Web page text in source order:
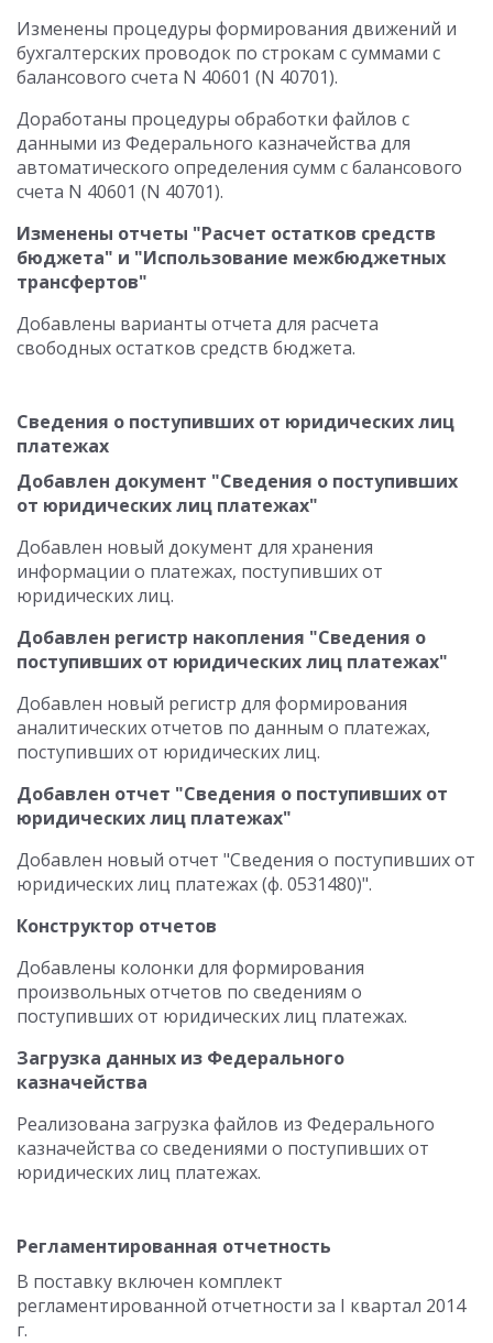
Изменены процедуры формирования движений и
бухгалтерских проводок по строкам с суммами с
балансового счета N 40601 (N 40701).
Доработаны процедуры обработки файлов с
данными из Федерального казначейства для
автоматического определения сумм с балансового
счета N 40601 (N 40701).
Изменены отчеты "Расчет остатков средств
бюджета" и "Использование межбюджетных
трансфертов"
Добавлены варианты отчета для расчета
свободных остатков средств бюджета.
Сведения о поступивших от юридических лиц
платежах
Добавлен документ "Сведения о поступивших
от юридических лиц платежах"
Добавлен новый документ для хранения
информации о платежах, поступивших от
юридических лиц.
Добавлен регистр накопления "Сведения о
поступивших от юридических лиц платежах"
Добавлен новый регистр для формирования
аналитических отчетов по данным о платежах,
поступивших от юридических лиц.
Добавлен отчет "Сведения о поступивших от
юридических лиц платежах"
Добавлен новый отчет "Сведения о поступивших от
юридических лиц платежах (ф. 0531480)".
Конструктор отчетов
Добавлены колонки для формирования
произвольных отчетов по сведениям о
поступивших от юридических лиц платежах.
Загрузка данных из Федерального
казначейства
Реализована загрузка файлов из Федерального
казначейства со сведениями о поступивших от
юридических лиц платежах.
Регламентированная отчетность
В поставку включен комплект
регламентированной отчетности за I квартал 2014
г.